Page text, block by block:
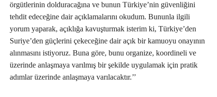
örgütlerinin dolduracağına ve bunun Türkiye’nin güvenliğini
tehdit edeceğine dair açıklamalarını okudum. Bununla ilgili
yorum yaparak, açıklığa kavuşturmak isterim ki, Türkiye’den
Suriye’den güçlerini çekeceğine dair açık bir kamuoyu onayının
alınmasını istiyoruz. Buna göre, bunu organize, koordineli ve
üzerinde anlaşmaya varılmış bir şekilde uygulamak için pratik
adımlar üzerinde anlaşmaya varılacaktır.’’